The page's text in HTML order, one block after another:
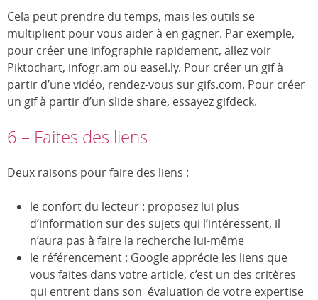
Cela peut prendre du temps, mais les outils se
multiplient pour vous aider à en gagner. Par exemple,
pour créer une infographie rapidement, allez voir
Piktochart, infogr.am ou easel.ly. Pour créer un gif à
partir d’une vidéo, rendez-vous sur gifs.com. Pour créer
un gif à partir d’un slide share, essayez gifdeck.
6 – Faites des liens
Deux raisons pour faire des liens :
le confort du lecteur : proposez lui plus
d’information sur des sujets qui l’intéressent, il
n’aura pas à faire la recherche lui-même
le référencement : Google apprécie les liens que
vous faites dans votre article, c’est un des critères
qui entrent dans son évaluation de votre expertise